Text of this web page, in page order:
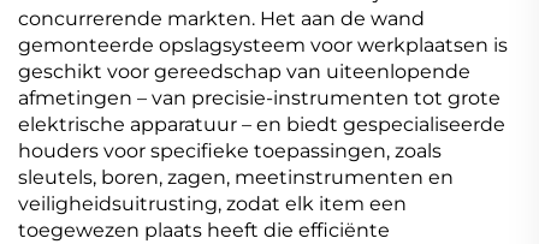
concurrerende markten. Het aan de wand
gemonteerde opslagsysteem voor werkplaatsen is
geschikt voor gereedschap van uiteenlopende
afmetingen – van precisie-instrumenten tot grote
elektrische apparatuur – en biedt gespecialiseerde
houders voor specifieke toepassingen, zoals
sleutels, boren, zagen, meetinstrumenten en
veiligheidsuitrusting, zodat elk item een
toegewezen plaats heeft die efficiënte